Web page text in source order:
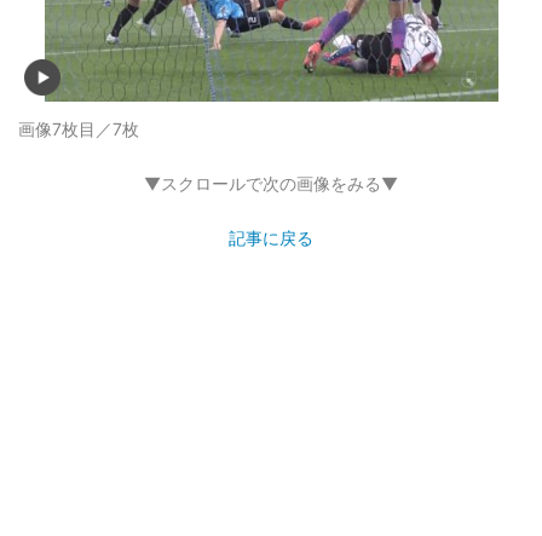
画像7枚目／7枚
▼スクロールで次の画像をみる▼
記事に戻る